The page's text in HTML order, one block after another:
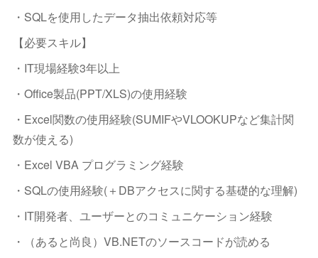
・SQLを使用したデータ抽出依頼対応等
【必要スキル】
・IT現場経験3年以上
・Office製品(PPT/XLS)の使用経験
・Excel関数の使用経験(SUMIFやVLOOKUPなど集計関
数が使える)
・Excel VBA プログラミング経験
・SQLの使用経験(＋DBアクセスに関する基礎的な理解)
・IT開発者、ユーザーとのコミュニケーション経験
・（あると尚良）VB.NETのソースコードが読める